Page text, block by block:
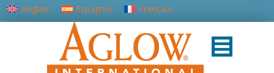
Anglais Espagnol
Français
Portugais - du Portugal